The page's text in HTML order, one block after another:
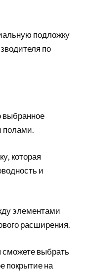
подложку
по
выбранное
полами.
которая
и
элементами
расширения.
выбрать
покрытие на